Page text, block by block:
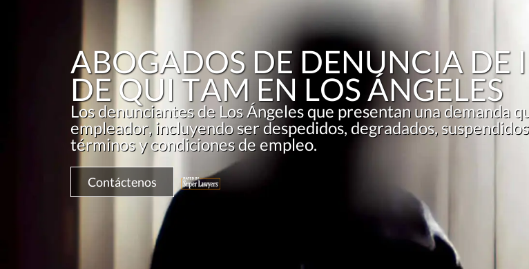
ABOGADOS DE DENUNCIA DE
DE QUI TAM EN LOS ÁNGELES
Los denunciantes de Los Ángeles que presentan una demanda
empleador, incluyendo ser despedidos, degradados,
términos y condiciones de empleo.
Contáctenos